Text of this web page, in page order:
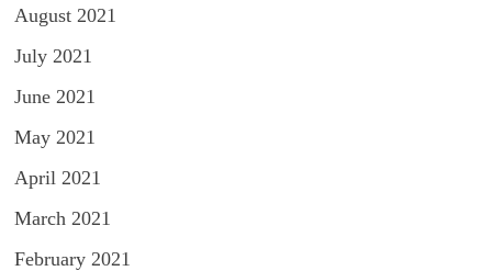
August 2021
July 2021
June 2021
May 2021
April 2021
March 2021
February 2021